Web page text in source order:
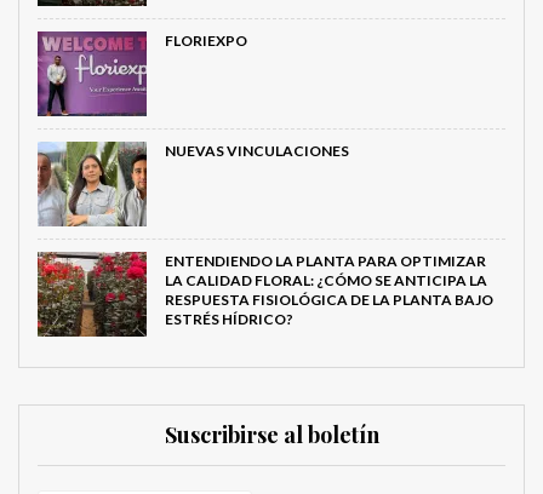
FLORIEXPO
NUEVAS VINCULACIONES
ENTENDIENDO LA PLANTA PARA OPTIMIZAR
LA CALIDAD FLORAL: ¿CÓMO SE ANTICIPA LA
RESPUESTA FISIOLÓGICA DE LA PLANTA BAJO
ESTRÉS HÍDRICO?
Suscribirse al boletín